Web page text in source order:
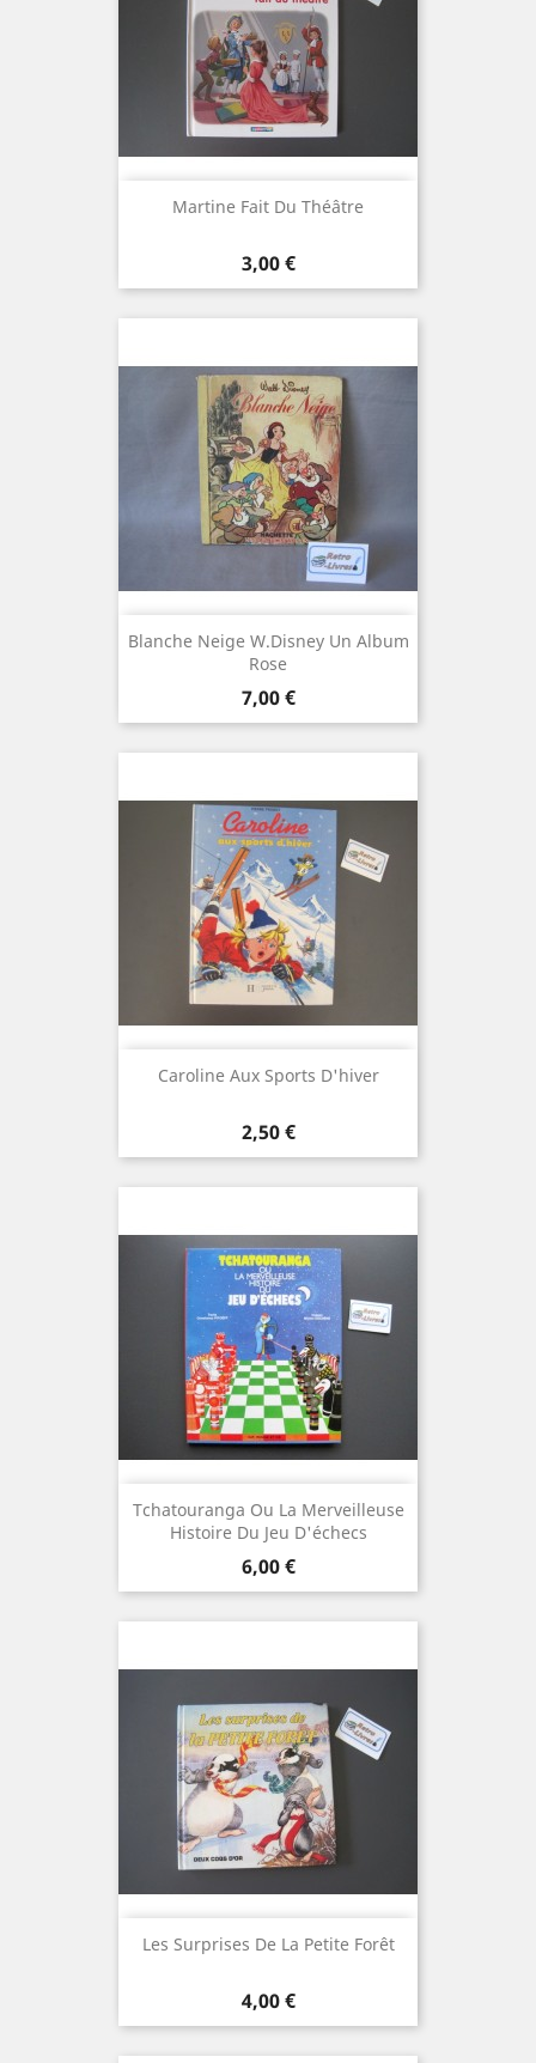
Martine Fait Du Théâtre
Prix
3,00 €
Blanche Neige W.Disney Un Album
Rose
Prix
7,00 €
Caroline Aux Sports D'hiver
Prix
2,50 €
Tchatouranga Ou La Merveilleuse
Histoire Du Jeu D'échecs
Prix
6,00 €
Les Surprises De La Petite Forêt
Prix
4,00 €